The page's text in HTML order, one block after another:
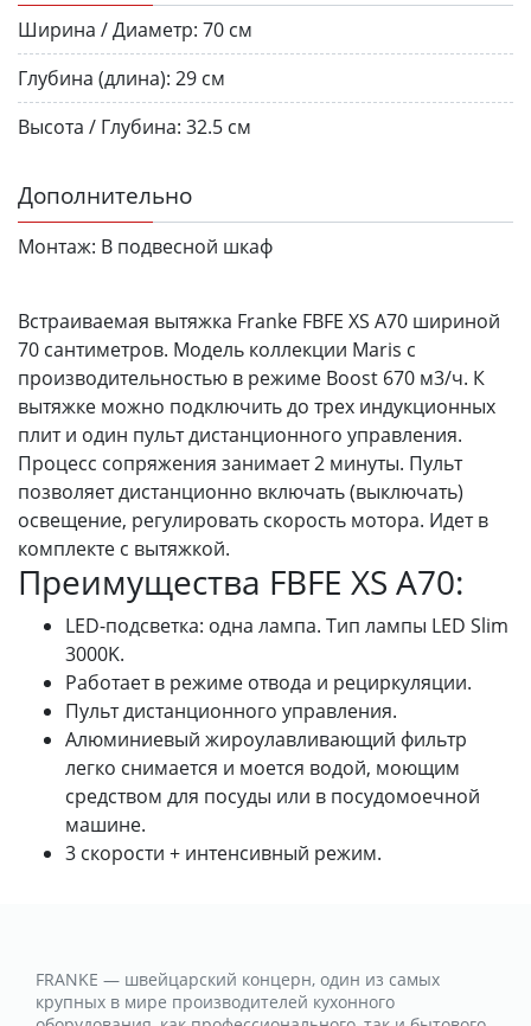
Ширина / Диаметр: 70 см
Глубина (длина): 29 см
Высота / Глубина: 32.5 см
Дополнительно
Монтаж: В подвесной шкаф
Встраиваемая вытяжка Franke FBFE XS A70 шириной
70 сантиметров. Модель коллекции Maris с
производительностью в режиме Boost 670 м3/ч. К
вытяжке можно подключить до трех индукционных
плит и один пульт дистанционного управления.
Процесс сопряжения занимает 2 минуты. Пульт
позволяет дистанционно включать (выключать)
освещение, регулировать скорость мотора. Идет в
комплекте с вытяжкой.
Преимущества FBFE XS A70:
LED-подсветка: одна лампа. Тип лампы LED Slim
3000K.
Работает в режиме отвода и рециркуляции.
Пульт дистанционного управления.
Алюминиевый жироулавливающий фильтр
легко снимается и моется водой, моющим
средством для посуды или в посудомоечной
машине.
3 скорости + интенсивный режим.
FRANKE — швейцарский концерн, один из самых
крупных в мире производителей кухонного